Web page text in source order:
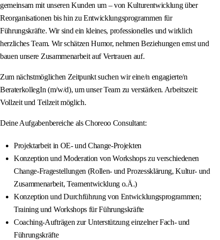
gemeinsam mit unseren Kunden um – von Kulturentwicklung über
Reorganisationen bis hin zu Entwicklungsprogrammen für
Führungskräfte. Wir sind ein kleines, professionelles und wirklich
herzliches Team. Wir schätzen Humor, nehmen Beziehungen ernst und
bauen unsere Zusammenarbeit auf Vertrauen auf.
Zum nächstmöglichen Zeitpunkt suchen wir eine/n engagierte/n
BeraterkollegIn (m/w/d), um unser Team zu verstärken. Arbeitszeit:
Vollzeit und Teilzeit möglich.
Deine Aufgabenbereiche als Choreoo Consultant:
Projektarbeit in OE- und Change-Projekten
Konzeption und Moderation von Workshops zu verschiedenen
Change-Fragestellungen (Rollen- und Prozessklärung, Kultur- und
Zusammenarbeit, Teamentwicklung o.Ä.)
Konzeption und Durchführung von Entwicklungsprogrammen;
Training und Workshops für Führungskräfte
Coaching-Aufträgen zur Unterstützung einzelner Fach- und
Führungskräfte